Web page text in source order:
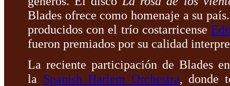
Blades ofrece como homenaje a su
producidos con el trío costarricense
fueron premiados por su calidad
La reciente participación de Blades
la Spanish Harlem Orchestra, donde